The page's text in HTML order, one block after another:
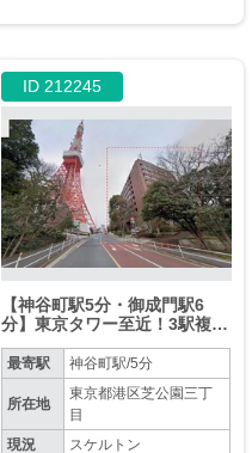
ID 212245
【神谷町駅5分・御成門駅6
分】東京タワー至近！3駅複数
最寄駅 神谷町駅/5分
所在地
東京都港区芝公園三丁
目
現況
スケルトン